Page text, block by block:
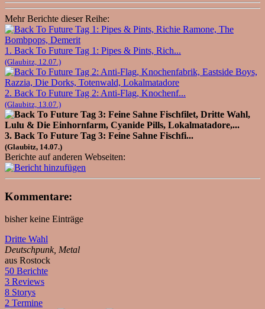
Mehr Berichte dieser Reihe:
1. Back To Future Tag 1: Pipes & Pints, Rich...
(Glaubitz, 12.07.)
2. Back To Future Tag 2: Anti-Flag, Knochenf...
(Glaubitz, 13.07.)
3. Back To Future Tag 3: Feine Sahne Fischfi...
(Glaubitz, 14.07.)
Berichte auf anderen Webseiten:
Kommentare:
bisher keine Einträge
Dritte Wahl
Deutschpunk, Metal
aus Rostock
50 Berichte
3 Reviews
8 Storys
2 Termine